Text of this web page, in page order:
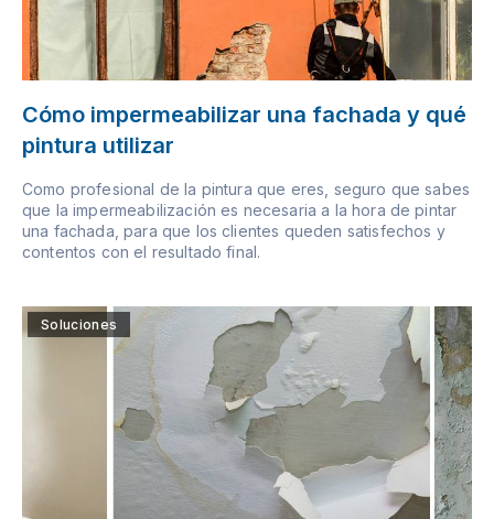
Cómo impermeabilizar una fachada y qué
pintura utilizar
Como profesional de la pintura que eres, seguro que sabes
que la impermeabilización es necesaria a la hora de pintar
una fachada, para que los clientes queden satisfechos y
contentos con el resultado final.
Soluciones